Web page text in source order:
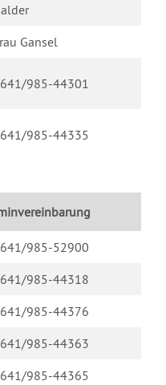
Gansel
985-44301
985-44335
985-52900
985-44318
985-44376
985-44363
985-44365